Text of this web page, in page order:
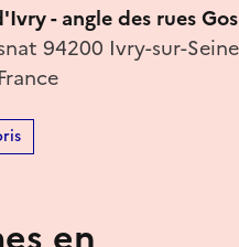
- angle des rues
94200 Ivry-sur-